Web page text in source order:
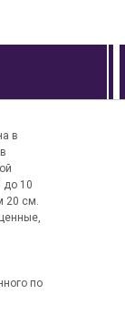
в
до 10
20 см.
по